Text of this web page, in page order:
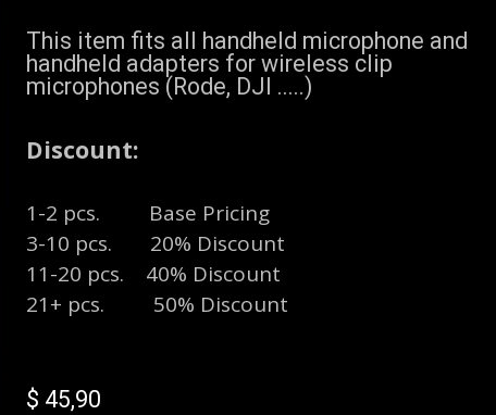
This item fits all handheld microphone and
handheld adapters for wireless clip
microphones (Rode, DJI .....)
Discount:
1-2 pcs. Base Pricing
3-10 pcs. 20% Discount
11-20 pcs. 40% Discount
21+ pcs. 50% Discount
$ 45,90